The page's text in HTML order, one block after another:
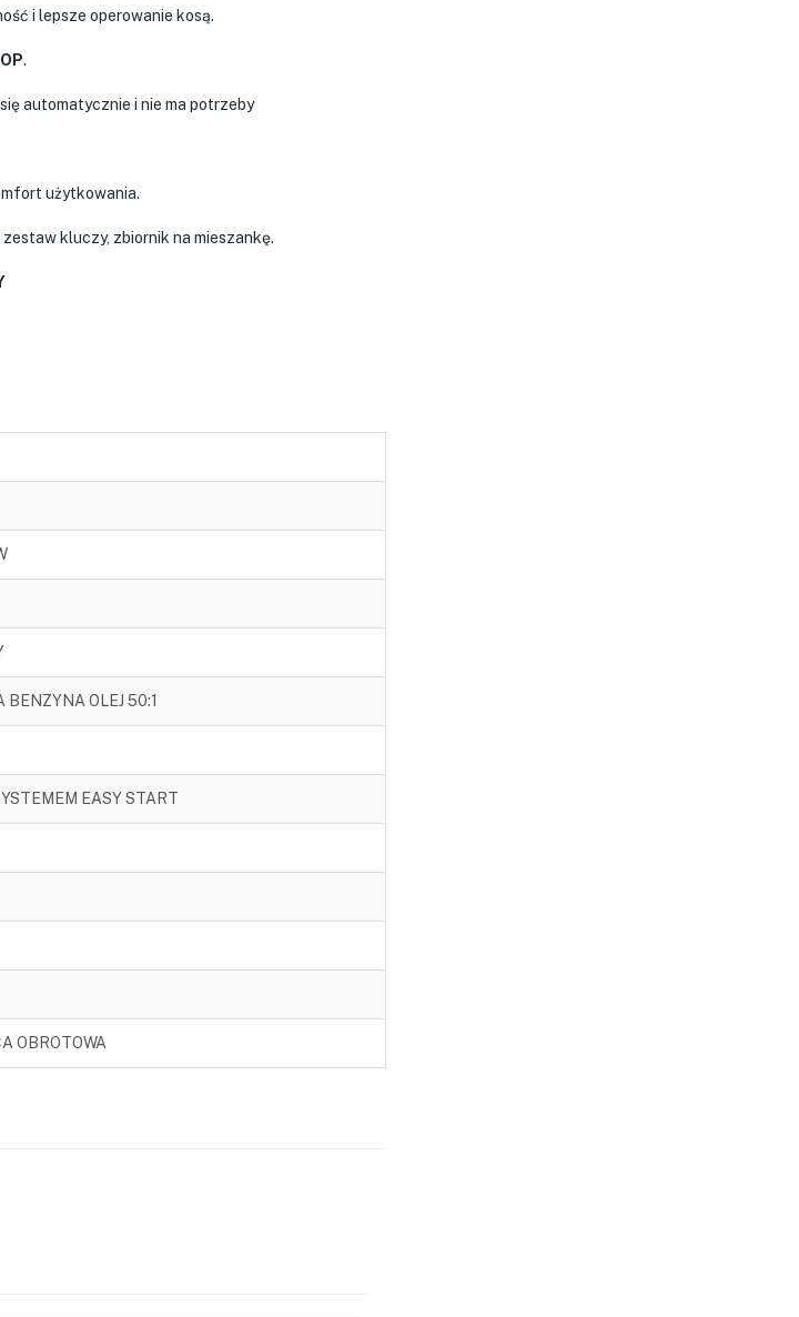
i lepsze operowanie kosą.
.
automatycznie i nie ma potrzeby
użytkowania.
kluczy, zbiornik na mieszankę.
BENZYNA OLEJ 50:1
EASY START
OBROTOWA